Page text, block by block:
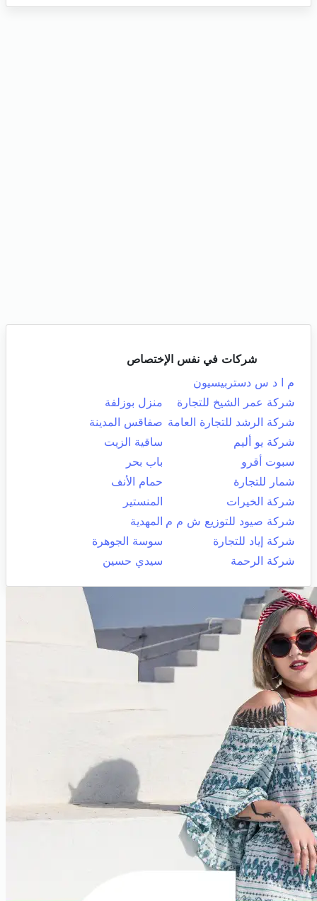
شركات في نفس الإختصاص
م ا د س دستربيسيون
شركة عمر الشيخ للتجارة
منزل بوزلفة
شركة الرشد للتجارة العامة صفاقس المدينة
شركة يو أليم
ساقية الزيت
سبوت أقرو
باب بحر
شمار للتجارة
حمام الأنف
شركة الخيرات
المنستير
شركة صيود للتوزيع ش م م المهدية
شركة إياد للتجارة
سوسة الجوهرة
شركة الرحمة
سيدي حسين